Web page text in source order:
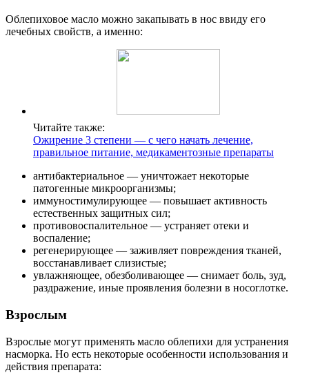
Облепиховое масло можно закапывать в нос ввиду его
лечебных свойств, а именно:
Читайте также:
Ожирение 3 степени — с чего начать лечение,
правильное питание, медикаментозные препараты
антибактериальное — уничтожает некоторые
патогенные микроорганизмы;
иммуностимулирующее — повышает активность
естественных защитных сил;
противовоспалительное — устраняет отеки и
воспаление;
регенерирующее — заживляет повреждения тканей,
восстанавливает слизистые;
увлажняющее, обезболивающее — снимает боль, зуд,
раздражение, иные проявления болезни в носоглотке.
Взрослым
Взрослые могут применять масло облепихи для устранения
насморка. Но есть некоторые особенности использования и
действия препарата: